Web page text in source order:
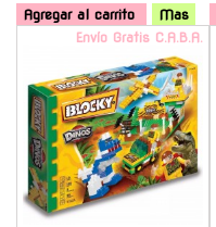
Agregar al carrito Mas
Envío Gratis C.A.B.A.